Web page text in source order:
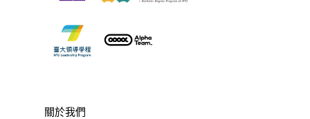
關於我們
創新領域學士學位學程
跟著董總實習
相關表單